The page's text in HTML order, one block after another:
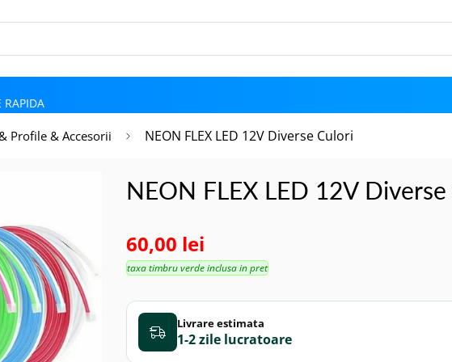
RAPIDA
Profile & Accesorii NEON FLEX LED 12V Diverse Culori
NEON FLEX LED 12V
60,00 lei
taxa timbru verde inclusa in pret
Livrare estimata
1-2 zile